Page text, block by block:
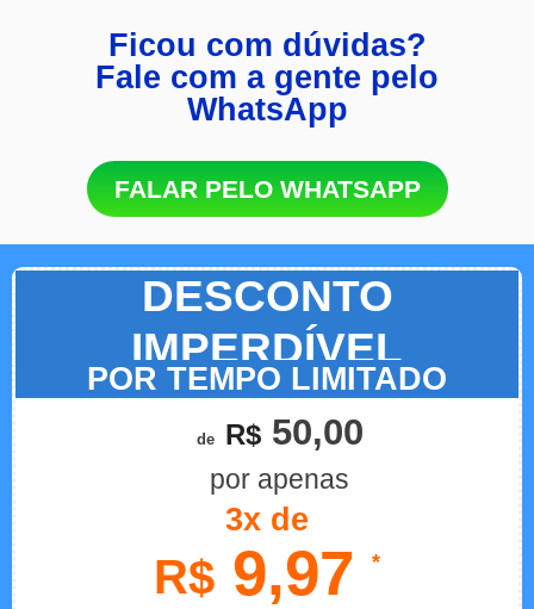
Ficou com dúvidas?
Fale com a gente pelo
WhatsApp
FALAR PELO WHATSAPP
DESCONTO
IMPERDÍVEL
POR TEMPO LIMITADO
de R$50,00
por apenas
3x de
R$ 9,97 *